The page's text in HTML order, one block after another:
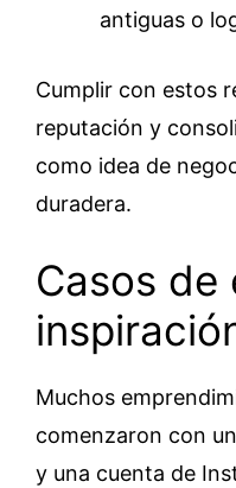
antiguas o
Cumplir con estos
reputación y
como idea de
duradera.
Casos de
Muchos
comenzaron con
y una cuenta de